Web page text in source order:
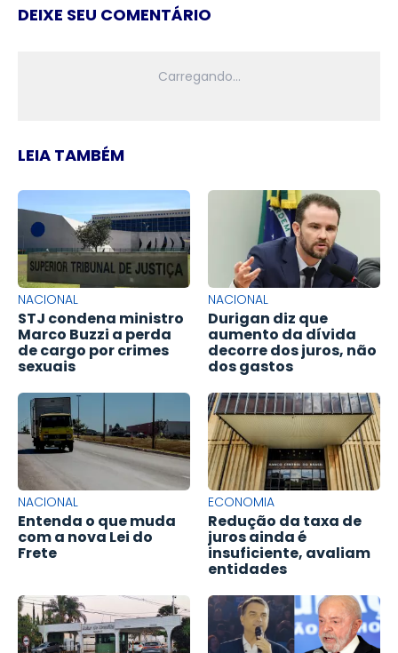
DEIXE SEU COMENTÁRIO
LEIA TAMBÉM
NACIONAL
STJ condena ministro
Marco Buzzi a perda
de cargo por crimes
sexuais
NACIONAL
Durigan diz que
aumento da dívida
decorre dos juros, não
dos gastos
NACIONAL
Entenda o que muda
com a nova Lei do
Frete
ECONOMIA
Redução da taxa de
juros ainda é
insuficiente, avaliam
entidades